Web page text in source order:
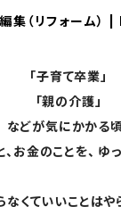
集（リフォーム）
「子育て卒業」
「親の介護」
などが気にかかる頃
お金のことを、 ゆ
なくていいことはや